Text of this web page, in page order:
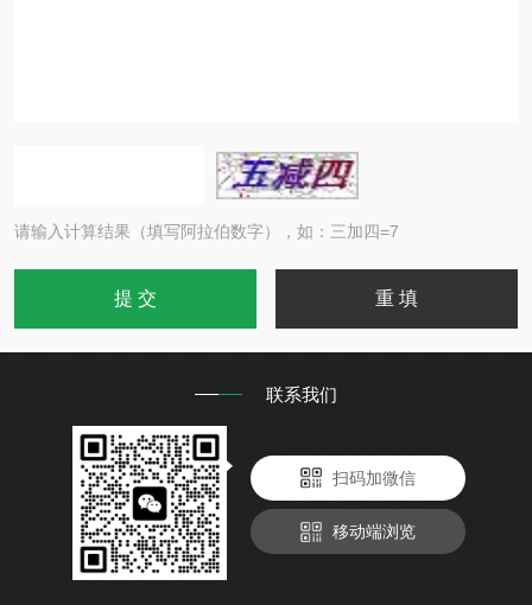
请输入计算结果（填写阿拉伯数字），如：三加四=7
联系我们
扫码加微信
移动端浏览